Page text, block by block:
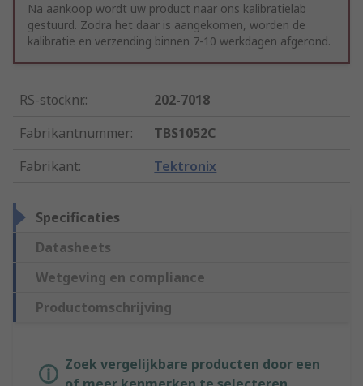
Na aankoop wordt uw product naar ons kalibratielab
gestuurd. Zodra het daar is aangekomen, worden de
kalibratie en verzending binnen 7-10 werkdagen afgerond.
RS-stocknr.:
202-7018
Fabrikantnummer:
TBS1052C
Fabrikant: Tektronix
Specificaties
Datasheets
Wetgeving en compliance
Productomschrijving
Zoek vergelijkbare producten door een